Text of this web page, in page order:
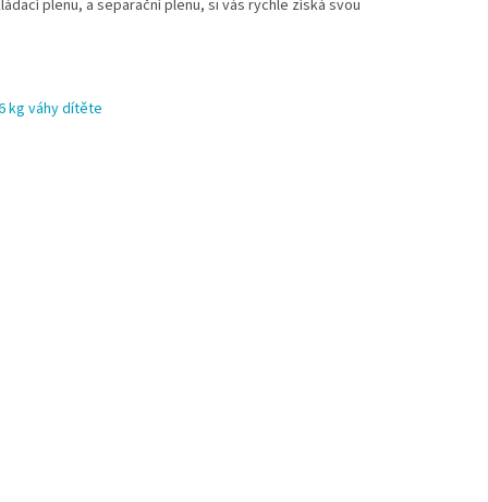
plenu, a separační plenu, si vás rychle získá svou
kg váhy dítěte